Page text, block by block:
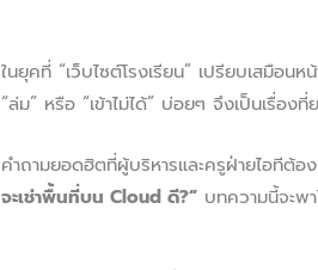
ในยุคที่ “เว็บไซต์โรงเรียน” เปรียบเสมือน
“ล่ม” หรือ “เข้าไม่ได้” บ่อยๆ จึงเป็นเรื่องที่
คำถามยอดฮิตที่ผู้บริหารและครูฝ่ายไอทีต้
จะเช่าพื้นที่บน Cloud ดี?” บทความนี้จะพ